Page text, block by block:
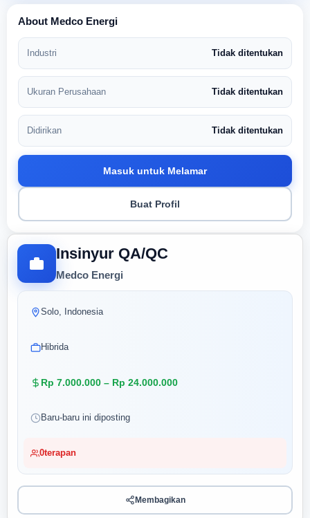
Insinyur QA/QC
Medco Energi
Solo, Indonesia
Hibrida
Rp 7.000.000 – Rp 24.000.000
Baru-baru ini diposting
0terapan
Membagikan
About Medco Energi
Industri Tidak ditentukan
Ukuran Perusahaan Tidak ditentukan
Didirikan Tidak ditentukan
Masuk untuk Melamar
Buat Profil